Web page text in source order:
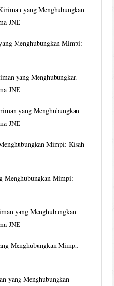
yang Menghubungkan
JNE
Menghubungkan Mimpi:
yang Menghubungkan
JNE
yang Menghubungkan
JNE
Mimpi: Kisah
Menghubungkan Mimpi:
yang Menghubungkan
JNE
Menghubungkan Mimpi:
yang Menghubungkan